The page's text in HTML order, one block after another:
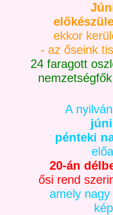
ekkor
- az őseink
24 faragott
A
pénteki
20-án
ősi rend
amely